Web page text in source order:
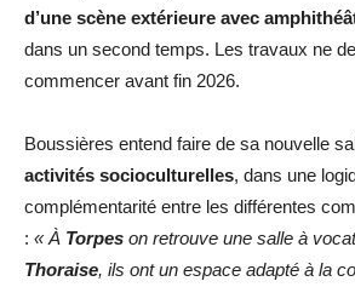
d’une scène extérieure avec
dans un second temps. Les travaux ne
commencer avant fin 2026.
Boussières entend faire de sa nouvelle
activités socioculturelles, dans une
complémentarité entre les différentes
: « À Torpes on retrouve une salle à
Thoraise, ils ont un espace adapté à la